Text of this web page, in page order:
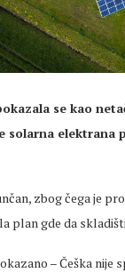
se kao
solarna
zbog čega je
plan gde da
– Češka nije